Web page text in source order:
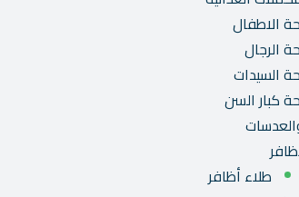
الاطفال
الرجال
السيدات
كبار السن
طلاء أظافر